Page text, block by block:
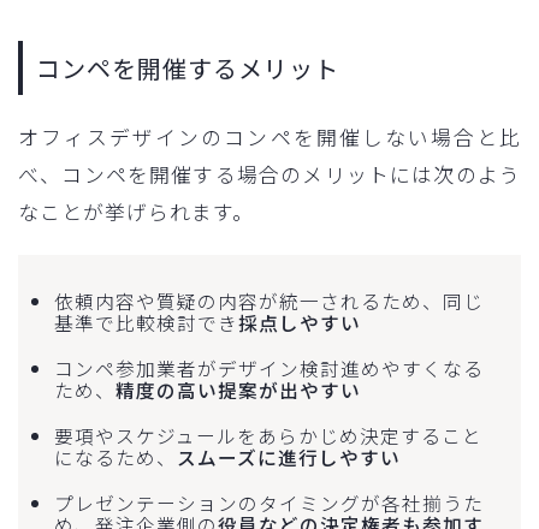
コンペを開催するメリット
オフィスデザインのコンペを開催しない場合と比
べ、コンペを開催する場合のメリットには次のよう
なことが挙げられます。
依頼内容や質疑の内容が統一されるため、同じ
基準で比較検討でき採点しやすい
コンペ参加業者がデザイン検討進めやすくなる
ため、 精度の高い提案が出やすい
要項やスケジュールをあらかじめ決定すること
になるため、 スムーズに進行しやすい
プレゼンテーションのタイミングが各社揃うた